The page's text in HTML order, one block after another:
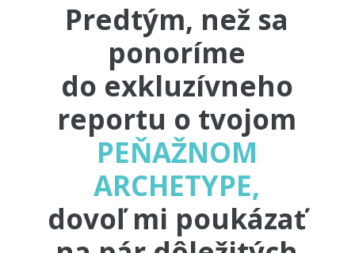
Predtým, než sa
ponoríme
do exkluzívneho
reportu o tvojom
PEŇAŽNOM
ARCHETYPE,
dovoľ mi poukázať